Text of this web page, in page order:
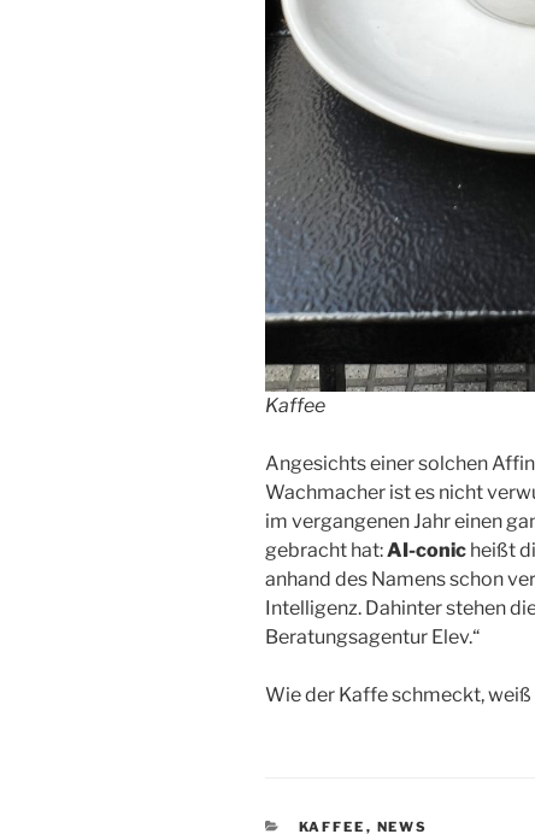
Kaffee
Angesichts einer solchen
Wachmacher ist es nicht
im vergangenen Jahr einen
gebracht hat:AI-conic heißt
anhand des Namens schon
Intelligenz. Dahinter stehen
Beratungsagentur Elev.“
Wie der Kaffe schmeckt, weiß
KATEGORIEN
KAFFEE , NEWS